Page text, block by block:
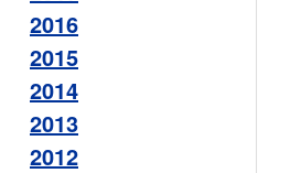
2016
2015
2014
2013
2012